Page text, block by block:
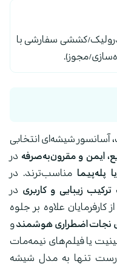
۲–۵ روز؛ هیدرولیک/کششی سفارشی با
شیشه‌ای انتخابی
ایمن و مقرون‌به‌صرفه در
پله‌پیما مناسب‌ترند. در
ترکیب زیبایی و کاربری در
علاوه بر جلوه
نجات اضطراری هوشمندو
یا فیلم‌های نیمه‌مات
درست تنها به مدل شیشه